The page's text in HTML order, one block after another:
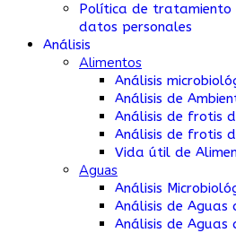
Política de tratamiento
datos personales
Análisis
Alimentos
Análisis
Análisis de
Análisis de frotis
Análisis de frotis
Vida útil de
Aguas
Análisis
Análisis de Aguas
Análisis de Aguas